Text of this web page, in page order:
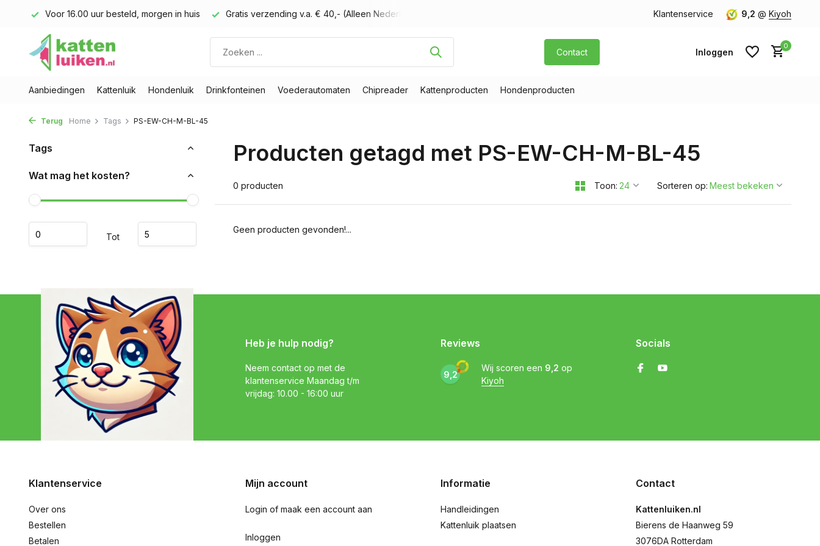
Voor 16.00 uur besteld, morgen in huis Gratis verzending v.a. € 40,- (Alleen Nederland) Gratis verzending v.a. € 40,- (Alleen Nederland)
Klantenservice 9,2 @ Kiyoh
Contact Inloggen
Account aanmaken
0
Aanbiedingen Kattenluik Hondenluik Drinkfonteinen Voederautomaten Chipreader Kattenproducten Hondenproducten
Terug Home Tags PS-EW-CH-M-BL-45
Tags
Wat mag het kosten?
Tot
Producten getagd met PS-EW-CH-M-BL-45
0 producten Toon: Sorteren op:
Geen producten gevonden!...
Heb je hulp nodig?
Neem contact op met de
klantenservice Maandag t/m
vrijdag: 10.00 - 16:00 uur
Reviews
9,2
Wij scoren een 9,2 op
Kiyoh
Socials
Klantenservice
Over ons
Bestellen
Betalen
Mijn account
Login of maak een account aan
Inloggen
Informatie
Handleidingen
Kattenluik plaatsen
Contact
Kattenluiken.nl
Bierens de Haanweg 59
3076DA Rotterdam